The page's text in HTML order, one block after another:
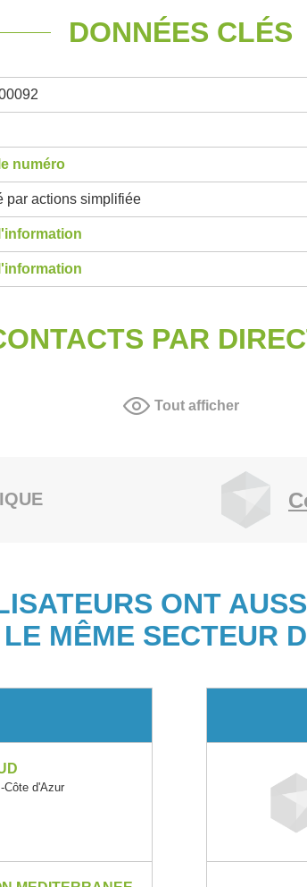
DONNÉES CLÉS
numéro
par actions simplifiée
PAR
Tout afficher
ONT
MÊME SECTEUR
Côte d'Azur